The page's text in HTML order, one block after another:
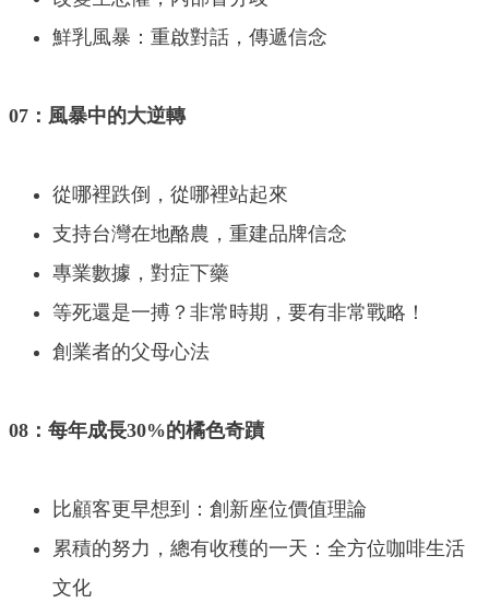
鮮乳風暴：重啟對話，傳遞信念
07：風暴中的大逆轉
從哪裡跌倒，從哪裡站起來
支持台灣在地酪農，重建品牌信念
專業數據，對症下藥
等死還是一搏？非常時期，要有非常戰略！
創業者的父母心法
08：每年成長30%的橘色奇蹟
比顧客更早想到：創新座位價值理論
累積的努力，總有收穫的一天：全方位咖啡生活
文化